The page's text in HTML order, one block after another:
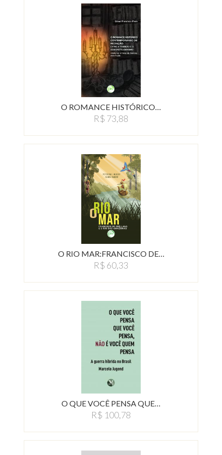
O ROMANCE HISTÓRICO…
R$ 73,88
O RIO MAR:FRANCISCO DE…
R$ 60,33
O QUE VOCÊ PENSA QUE…
R$ 100,78